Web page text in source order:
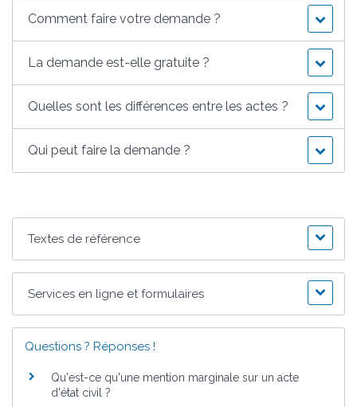
Comment faire votre demande ?
La demande est-elle gratuite ?
Quelles sont les différences entre les actes ?
Qui peut faire la demande ?
Textes de référence
Services en ligne et formulaires
Questions ? Réponses !
Qu'est-ce qu'une mention marginale sur un acte
d'état civil ?